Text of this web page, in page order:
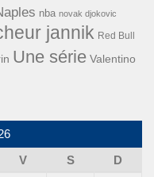
nba novak djokovic
jannik Red Bull
Une série Valentino
V S
D